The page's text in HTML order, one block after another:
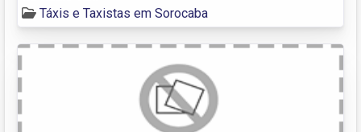
Táxis e Taxistas em Sorocaba